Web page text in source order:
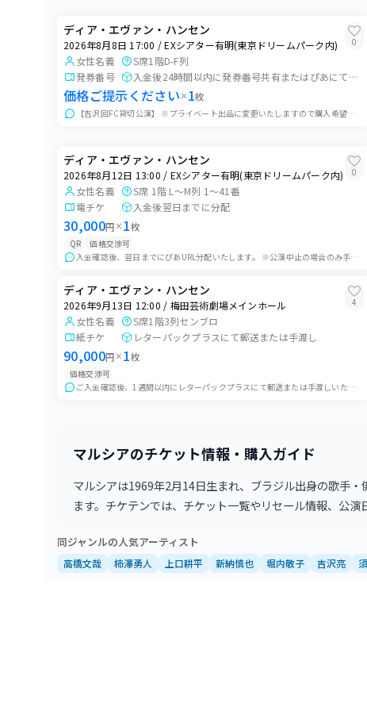
2026年8月6日 18:00
EXシアター有明(東京ドリームパーク内)
2026年8月7日 13:00
EXシアター有明(東京ドリームパーク内)
2026年8月8日 17:00
EXシアター有明(東京ドリームパーク内)
2026年8月9日 12:00
EXシアター有明(東京ドリームパーク内)
2026年8月11日 12:00
2026年8月11日 17:00
EXシアター有明(東京ドリームパーク内)
2026年8月12日 13:00
EXシアター有明(東京ドリームパーク内)
2026年8月13日 13:00
EXシアター有明(東京ドリームパーク内)
2026年8月14日 13:00
EXシアター有明(東京ドリームパーク内)
EXシアター有明(東京ドリームパーク内)
2026年8月15日 17:00
ディア・エヴァン・ハンセン
2026年8月8日 17:00 / EXシアター有明(東京ドリームパーク内) 0
女性名義
S席1階D-F列
発券番号
入金後24時間以内に発券番号共有またはぴあにて分配
価格ご提示ください × 1枚
【吉沢回FC貸切公演】 ※プライベート出品に変更いたしますので購入希望の方はメッセージお願いいたします。 ご入金確認後、発券番号またはチケットぴあにて分配U...
ディア・エヴァン・ハンセン
2026年8月12日 13:00 / EXシアター有明(東京ドリームパーク内) 0
女性名義
S席 1階 L～M列 1～41番
電チケ
入金後翌日までに分配
30,000円 × 1枚
QR
価格交渉可
入金確認後、翌日までにぴあURL分配いたします。 ※公演中止の場合のみ手数料を差し引いた金額を返金いたします。公演中止以外での返金対応はいたしません。予めご了...
ディア・エヴァン・ハンセン
2026年9月13日 12:00 / 梅田芸術劇場メインホール 4
女性名義
S席1階3列センブロ
紙チケ
レターパックプラスにて郵送または手渡し
90,000円 × 1枚
価格交渉可
ご入金確認後、1週間以内にレターパックプラスにて郵送または手渡しいたします。 ご購入希望の方はご希望額・受け渡し方法明記の上ご連絡お願いいたします。 他大阪...
マルシアのチケット情報・購入ガイド
マルシアは1969年2月14日生まれ、ブラジル出身の歌手
ます。チケテンでは、チケット一覧やリセール情報、公演
同ジャンルの人気アーティスト
高橋文哉 柿澤勇人 上口耕平 新納慎也 堀内敬子 吉沢亮